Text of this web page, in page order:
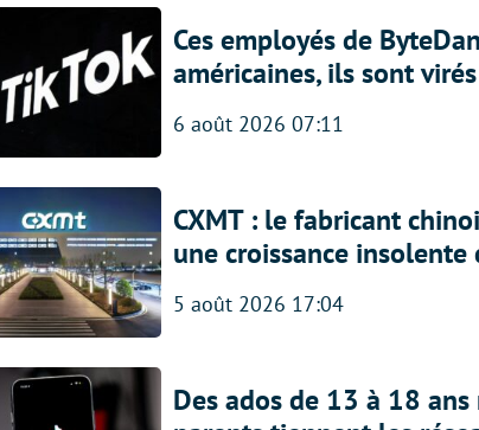
Ces employés de
américaines, ils sont
6 août 2026 07:11
CXMT : le fabricant
une croissance
5 août 2026 17:04
Des ados de 13 à 18